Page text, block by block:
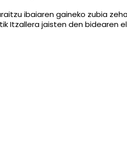
ibaiaren gaineko zubia
Itzallera jaisten den bidearen